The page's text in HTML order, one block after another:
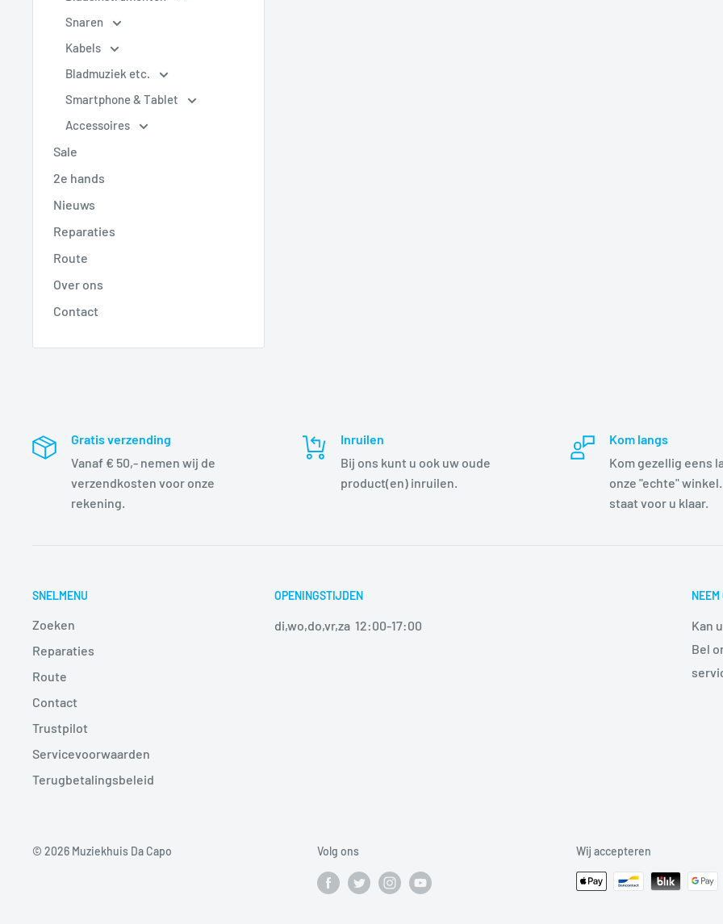
Snaren
Kabels
Bladmuziek etc.
Smartphone & Tablet
Accessoires
Sale
2e hands
Nieuws
Reparaties
Route
Over ons
Contact
Gratis verzending
Vanaf € 50,- nemen wij de
verzendkosten voor onze
rekening.
Inruilen
Bij ons kunt u ook uw oude
product(en) inruilen.
Kom langs
Kom gezellig eens
onze "echte"
staat voor u klaar.
SNELMENU
Zoeken
Reparaties
Route
Contact
Trustpilot
Servicevoorwaarden
Terugbetalingsbeleid
OPENINGSTIJDEN
di,wo,do,vr,za 12:00-17:00
Kan
Bel
© 2026 Muziekhuis Da Capo Volg ons Wij accepteren